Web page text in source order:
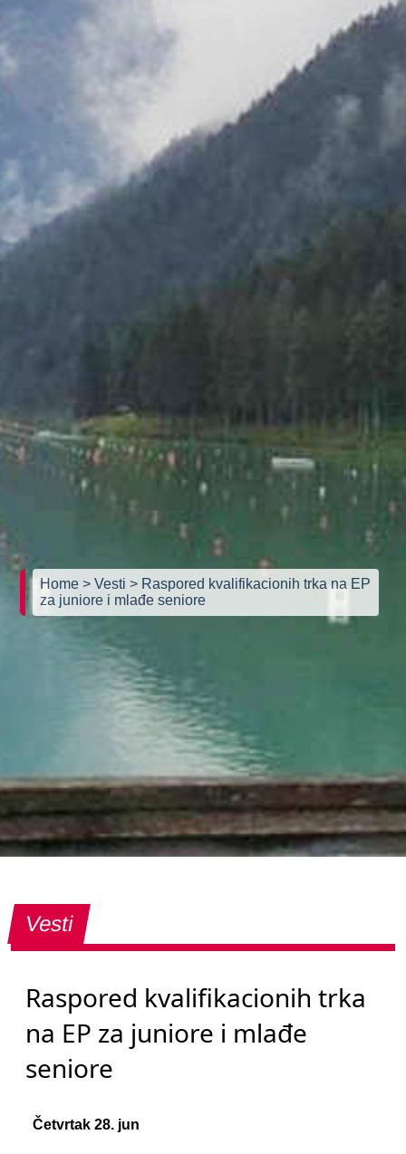
Home> Vesti> Raspored kvalifikacionih trka na EP
za juniore i mlađe seniore
Vesti
Raspored kvalifikacionih trka
na EP za juniore i mlađe
seniore
Četvrtak 28. jun